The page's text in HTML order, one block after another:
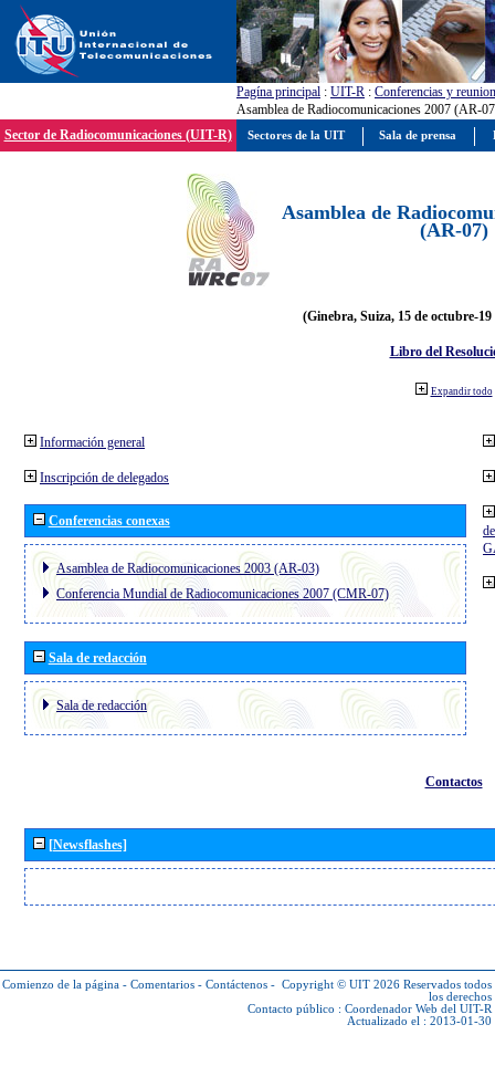
Pagína principal : UIT-R : Conferencias y
Asamblea de Radiocomunicaciones 2007 (AR-
Sector de Radiocomunicaciones (UIT-R)
Asamblea de
(AR-07)
(Ginebra, Suiza, 15 de octubre-19
Libro del
Expandir todo
Información general
Inscripción de delegados
Conferencias conexas
Asamblea de Radiocomunicaciones 2003 (AR-03)
Conferencia Mundial de Radiocomunicaciones 2007 (CMR-07)
Sala de redacción
Sala de redacción
Contactos
[Newsflashes]
Comienzo de la página - Comentarios - Contáctenos - Copyright © UIT 2026 Reservados todos
los derechos
Contacto público : Coordenador Web del UIT-R
Actualizado el : 2013-01-30
Sectores de la UIT Sala de prensa